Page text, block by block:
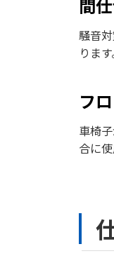
間
騒音
ります
フ
車椅
合に